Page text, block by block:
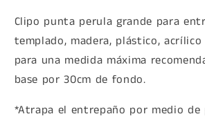
Clipo punta perula grande para
templado, madera, plástico,
para una medida máxima
base por 30cm de fondo.
*Atrapa el entrepaño por medio de